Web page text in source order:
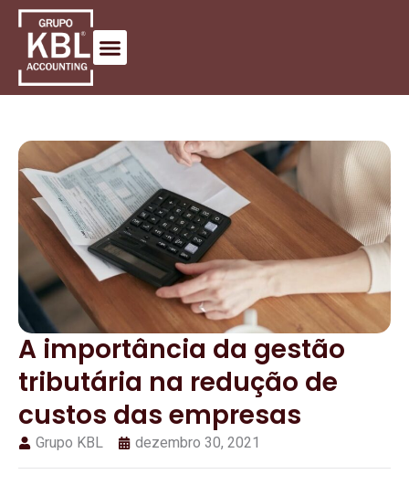
A importância da gestão
tributária na redução de
custos das empresas
Grupo KBL dezembro 30, 2021